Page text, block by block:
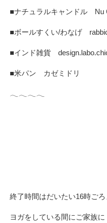
■ナチュラルキャンドル Nu
■ボールすくい/わなげ
■インド雑貨
■米パン カゼミドリ
𓂃𓂃𓂃𓂃 ⁡
終了時間はだいたい16時ごろ
ヨガをしている間にご家族に